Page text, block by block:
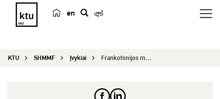
en
e
KTU SHMMF Įvykiai Frankofonijos mėnuo 2026